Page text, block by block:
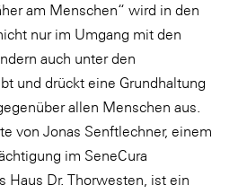
am Menschen“ wird in den
nur im Umgang mit den
auch unter den
und drückt eine Grundhaltung
allen Menschen aus.
von Jonas Senftlechner, einem
im SeneCura
Haus Dr. Thorwesten, ist ein